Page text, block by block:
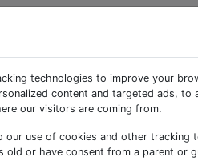
Golf
2d
technologies to improve your
content and targeted ads, to
our visitors are coming from.
our use of cookies and other tracking
old or have consent from a parent or